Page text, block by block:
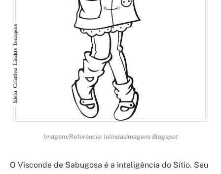
Imagem/Referência: Ielindasimagens Blogspot
O Visconde de Sabugosa é a inteligência do Sítio. Seu